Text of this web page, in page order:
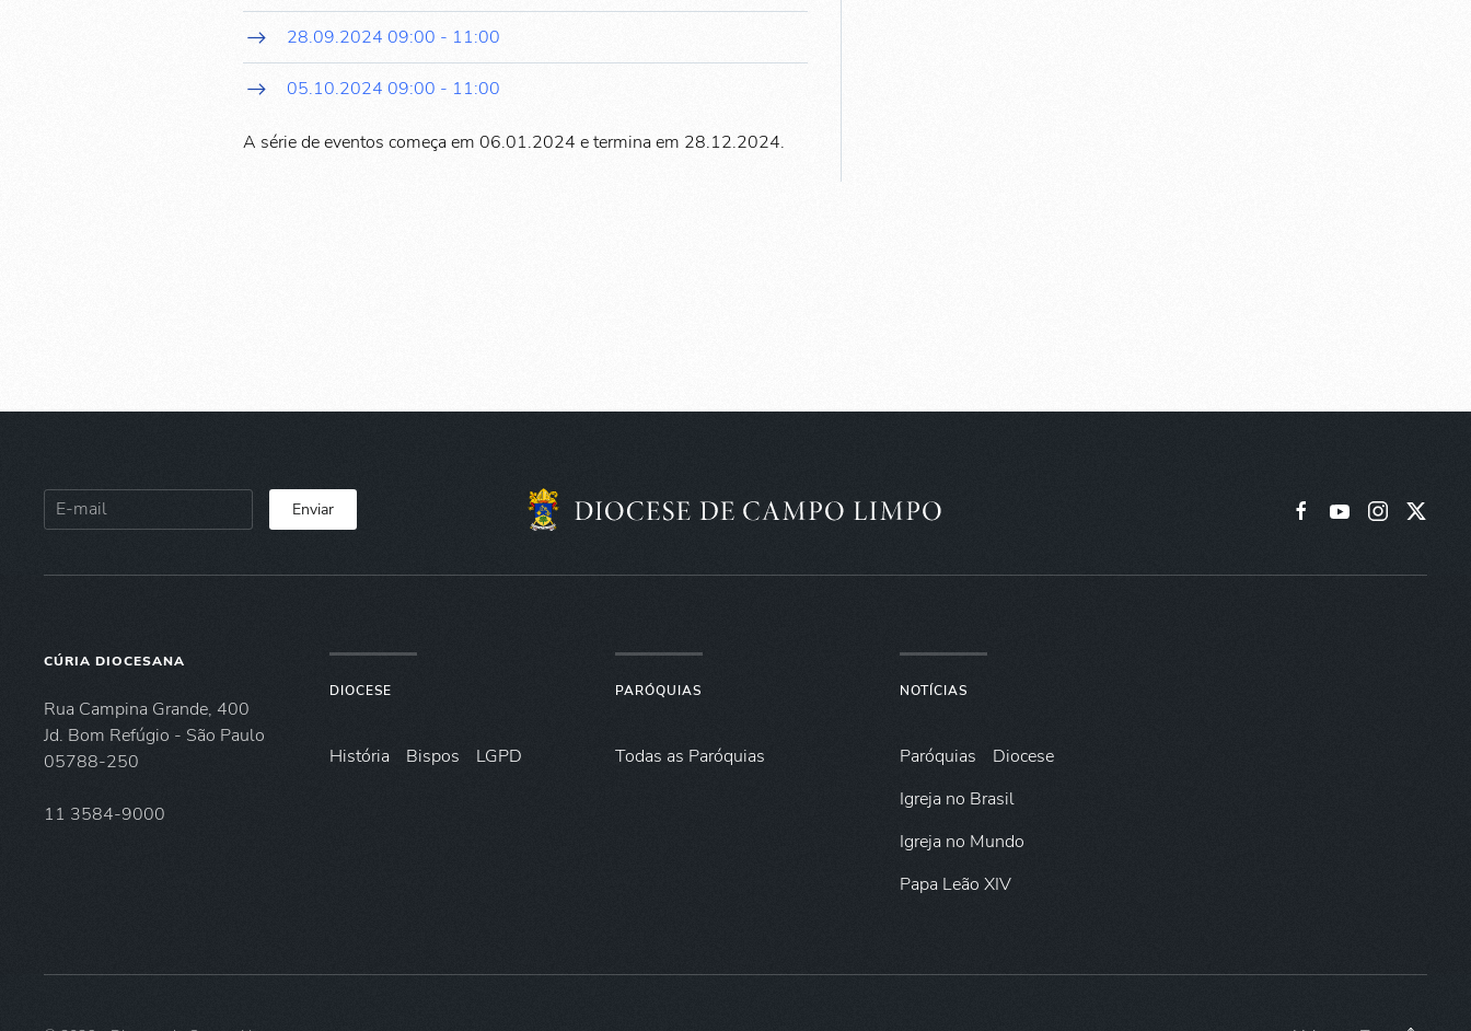
28.09.2024 09:00 - 11:00
05.10.2024 09:00 - 11:00
A série de eventos começa em 06.01.2024 e termina em 28.12.2024.
Enviar
CÚRIA DIOCESANA
Rua Campina Grande, 400
Jd. Bom Refúgio - São Paulo
05788-250
11 3584-9000
DIOCESE
História Bispos LGPD
PARÓQUIAS
Todas as Paróquias
NOTÍCIAS
Paróquias
Diocese
Igreja no Brasil
Igreja no Mundo
Papa Leão XIV